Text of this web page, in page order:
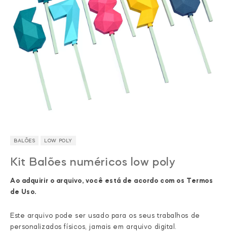
BALÕES LOW POLY
Kit Balões numéricos low poly
Ao adquirir o arquivo, você está de acordo com os Termos
de Uso.
Este arquivo pode ser usado para os seus trabalhos de
personalizados físicos, jamais em arquivo digital.